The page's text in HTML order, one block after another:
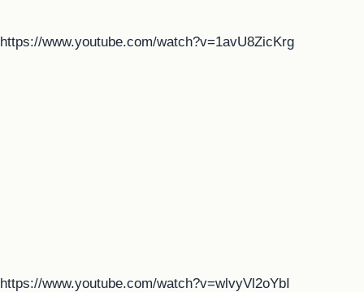
https://www.youtube.com/watch?v=1avU8ZicKrg
https://www.youtube.com/watch?v=wlvyVl2oYbI